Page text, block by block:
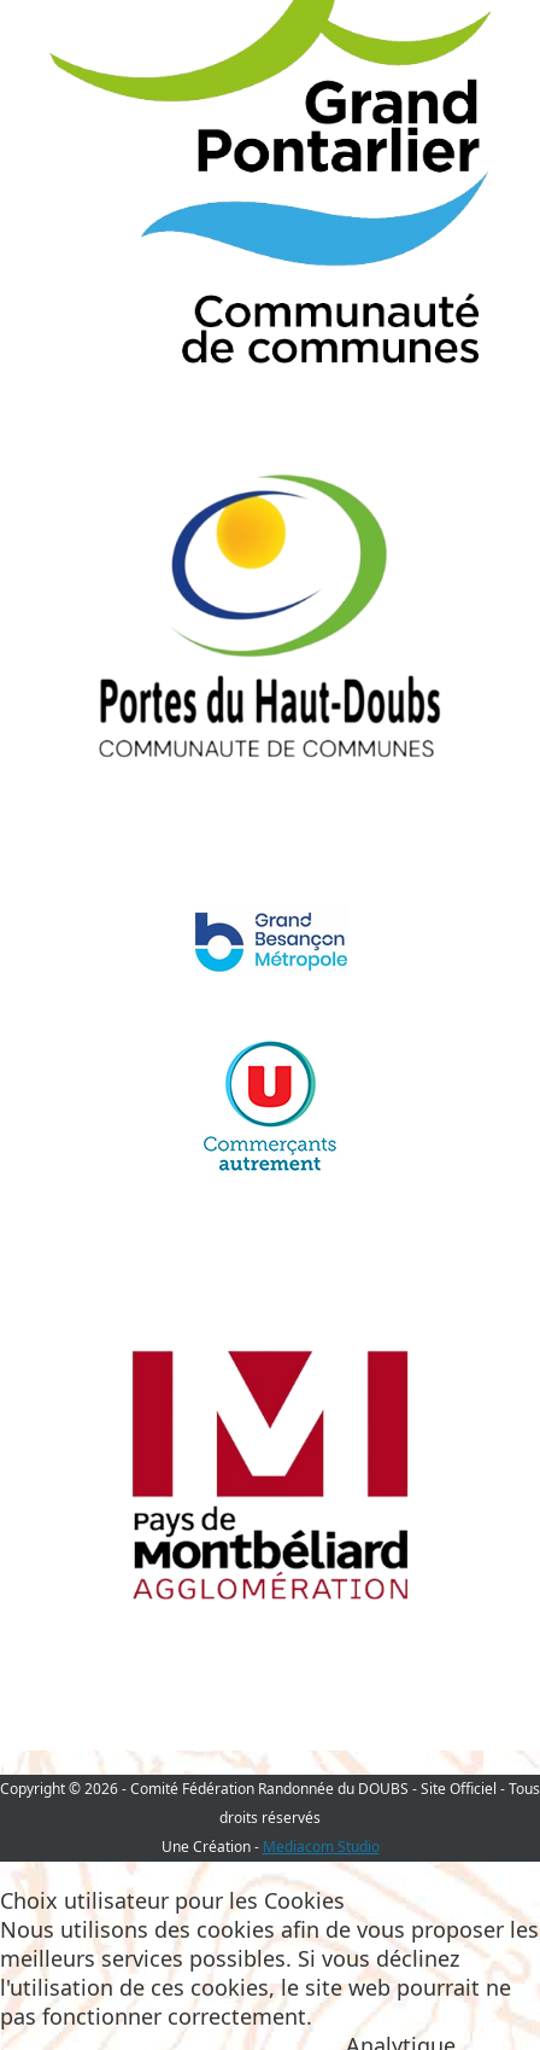
Copyright © 2026 - Comité Fédération Randonnée du DOUBS - Site Officiel - Tous
droits réservés
Une Création - Mediacom Studio
Choix utilisateur pour les Cookies
Nous utilisons des cookies afin de vous proposer les
meilleurs services possibles. Si vous déclinez
l'utilisation de ces cookies, le site web pourrait ne
pas fonctionner correctement.